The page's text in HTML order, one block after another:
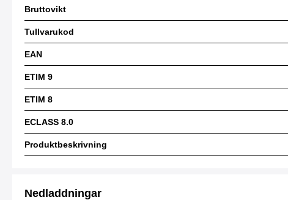
Bruttovikt
Tullvarukod
EAN
ETIM 9
ETIM 8
ECLASS 8.0
Produktbeskrivning
Nedladdningar